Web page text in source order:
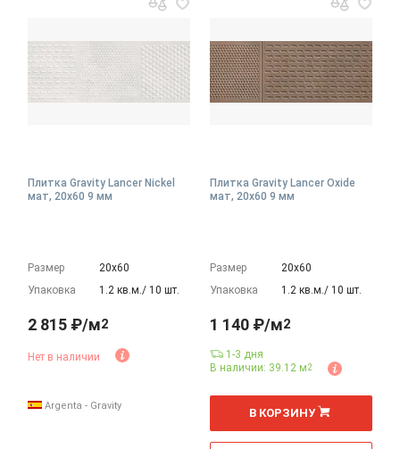
Плитка Gravity Lancer Nickel
мат, 20x60 9 мм
Размер
20х60
Упаковка
1.2 кв.м./ 10 шт.
2 815 ₽/м2
Нет в наличии
Argenta - Gravity
Плитка Gravity Lancer Oxide
мат, 20x60 9 мм
Размер
20х60
Упаковка
1.2 кв.м./ 10 шт.
1 140 ₽/м2
1-3 дня
В наличии: 39.12 м2
м
В КОРЗИНУ